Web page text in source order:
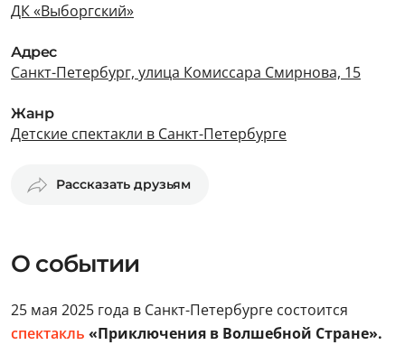
ДК «Выборгский»
Адрес
Санкт-Петербург, улица Комиссара Смирнова, 15
Жанр
Детские спектакли в Санкт-Петербурге
Рассказать друзьям
О событии
25 мая 2025 года в Санкт-Петербурге состоится
спектакль «Приключения в Волшебной Стране».